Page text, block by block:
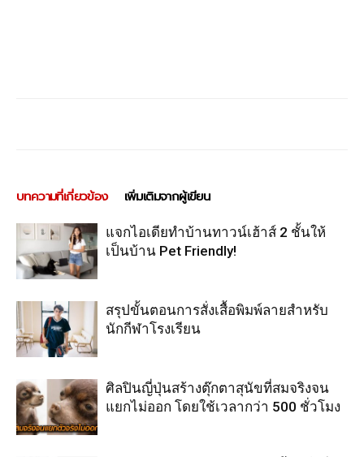
บทความที่เกี่ยวข้อง เพิ่มเติมจากผู้เขียน
แจกไอเดียทำบ้านทาวน์เฮ้าส์ 2 ชั้นให้
เป็นบ้าน Pet Friendly!
สรุปขั้นตอนการสั่งเสื้อพิมพ์ลายสำหรับ
นักกีฬาโรงเรียน
ศิลปินญี่ปุ่นสร้างตุ๊กตาสุนัขที่สมจริงจน
แยกไม่ออก โดยใช้เวลากว่า 500 ชั่วโมง